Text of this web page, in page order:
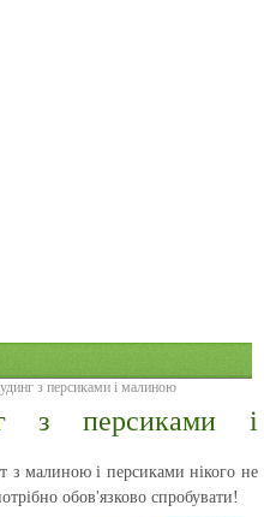
з персиками і малиною
з персиками і
з малиною і персиками нікого не
обов'язково спробувати!